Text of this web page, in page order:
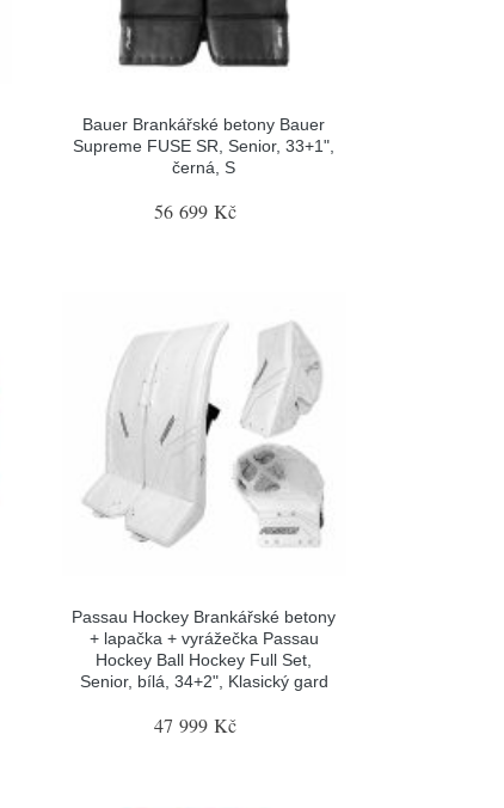
Bauer Brankářské betony Bauer
Supreme FUSE SR, Senior, 33+1",
černá, S
56 699 Kč
Passau Hockey Brankářské betony
+ lapačka + vyrážečka Passau
Hockey Ball Hockey Full Set,
Senior, bílá, 34+2", Klasický gard
47 999 Kč